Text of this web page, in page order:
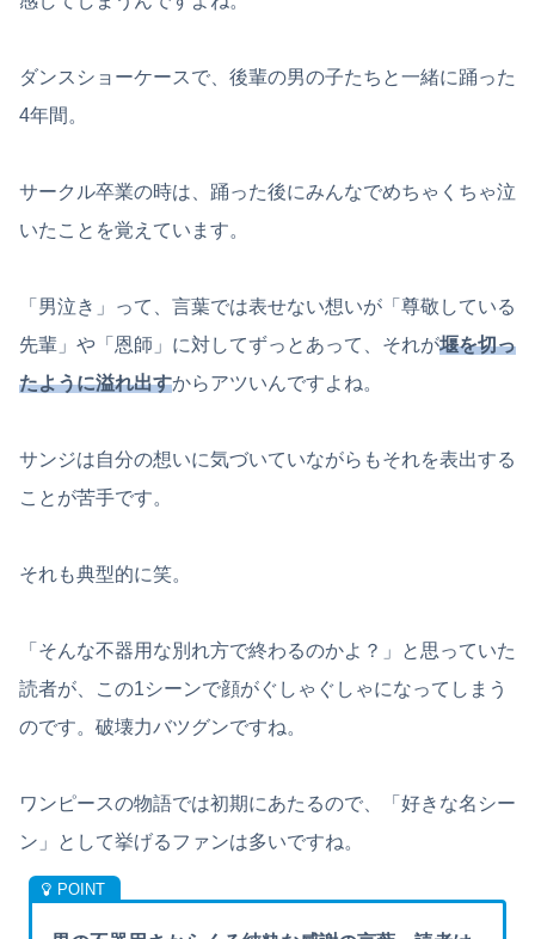
ダンスショーケースで、後輩の男の子たちと一緒に踊った
4年間。
サークル卒業の時は、踊った後にみんなでめちゃくちゃ泣
いたことを覚えています。
「男泣き」って、言葉では表せない想いが「尊敬している
先輩」や「恩師」に対してずっとあって、それが堰を切っ
たように溢れ出すからアツいんですよね。
サンジは自分の想いに気づいていながらもそれを表出する
ことが苦手です。
それも典型的に笑。
「そんな不器用な別れ方で終わるのかよ？」と思っていた
読者が、この1シーンで顔がぐしゃぐしゃになってしまう
のです。破壊力バツグンですね。
ワンピースの物語では初期にあたるので、「好きな名シー
ン」として挙げるファンは多いですね。